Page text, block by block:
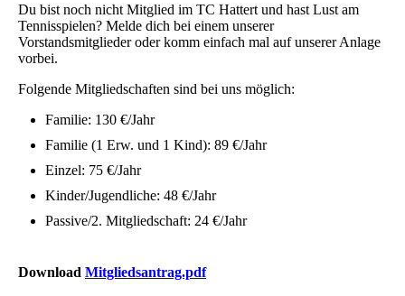
Du bist noch nicht Mitglied im TC Hattert und hast Lust am
Tennisspielen? Melde dich bei einem unserer
Vorstandsmitglieder oder komm einfach mal auf unserer Anlage
vorbei.
Folgende Mitgliedschaften sind bei uns möglich:
Familie: 130 €/Jahr
Familie (1 Erw. und 1 Kind): 89 €/Jahr
Einzel: 75 €/Jahr
Kinder/Jugendliche: 48 €/Jahr
Passive/2. Mitgliedschaft: 24 €/Jahr
Download Mitgliedsantrag.pdf